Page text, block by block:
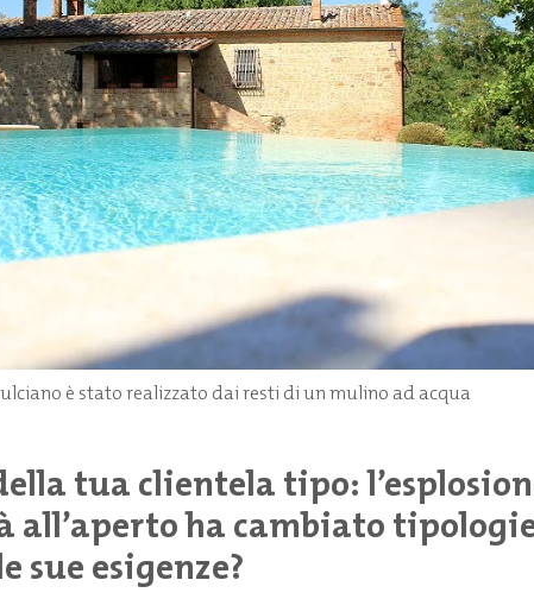
è stato realizzato dai resti di un mulino ad acqua
tua clientela tipo:
all’aperto ha cambiato
sue esigenze?